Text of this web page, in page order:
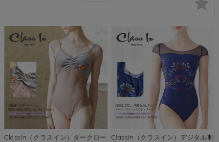
ClassIn（クラスイン）ダークロー
ClassIn（クラスイン）デジタル刺